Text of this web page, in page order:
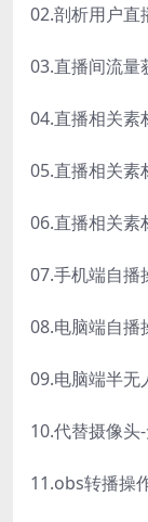
02.剖析用户
03.直播间流
04.直播相关素
05.直播相关素
06.直播相关素
07.手机端自
08.电脑端自
09.电脑端半
10.代替摄像
11.obs转播操